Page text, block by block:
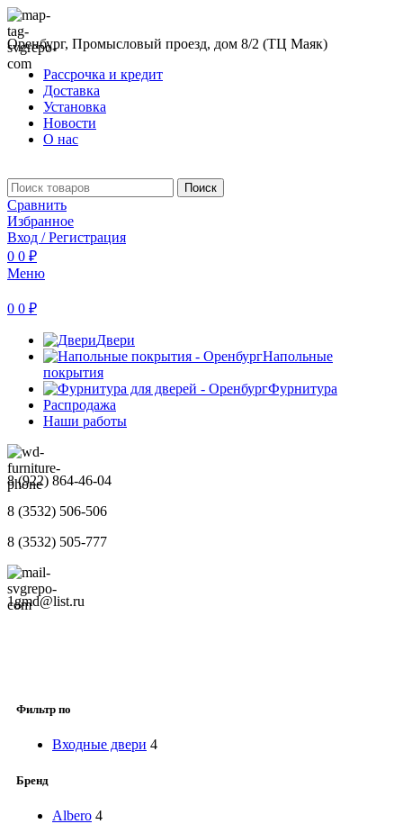
Оренбург, Промысловый проезд, дом 8/2 (ТЦ Маяк)
Рассрочка и кредит
Доставка
Установка
Новости
О нас
Поиск
Сравнить
Избранное
Вход / Регистрация
0 0 ₽
Меню
0 0 ₽
Двери
Напольные
покрытия
Фурнитура
Распродажа
Наши работы
8 (922) 864-46-04
8 (3532) 506-506
8 (3532) 505-777
1gmd@list.ru
Фильтр по
Входные двери 4
Бренд
Albero 4